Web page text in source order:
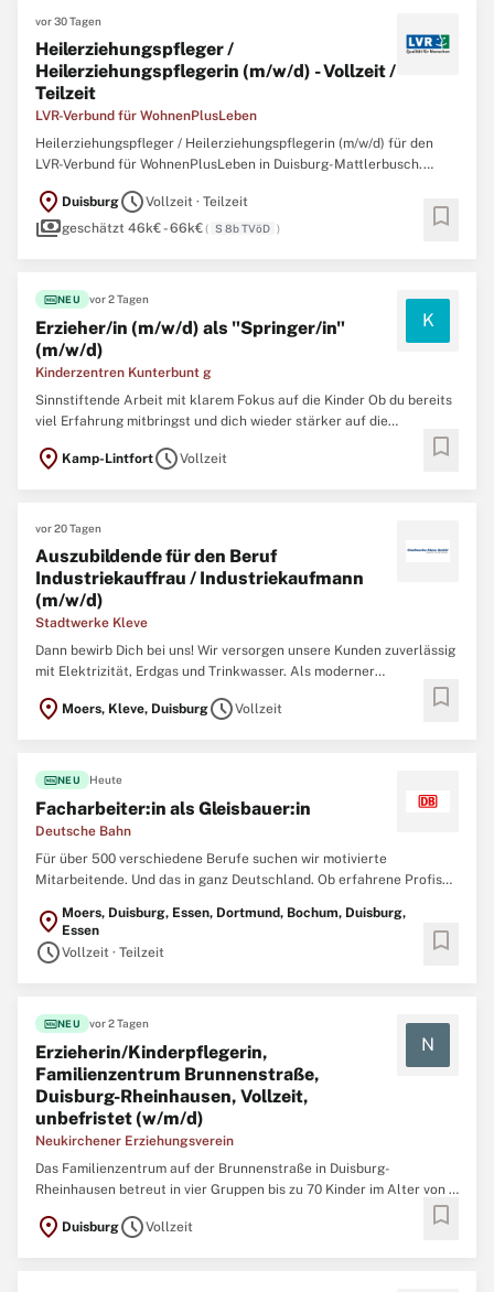
vor 30 Tagen
Heilerziehungspfleger /
Heilerziehungspflegerin (m/w/d) - Vollzeit /
Teilzeit
LVR-Verbund für WohnenPlusLeben
Heilerziehungspfleger / Heilerziehungspflegerin (m/w/d) für den
LVR-Verbund für WohnenPlusLeben in Duisburg-Mattlerbusch.
WohnenPlusLeben Vergütung: S8b TVöD-SuE Arbeitszeit: Voll-/
oder Teilzeit unbefristet Besetzungsstart: nächstmöglich ...
location_on DuisburgscheduleVollzeit · Teilzeit
paymentsgeschätzt 46k€ - 66k€( S 8b TVöD ) bookmark
fiber_newNEU vor 2 Tagen
Erzieher/in (m/w/d) als "Springer/in"
(m/w/d)
Kinderzentren Kunterbunt g
K
Sinnstiftende Arbeit mit klarem Fokus auf die Kinder Ob du bereits
viel Erfahrung mitbringst und dich wieder stärker auf die
deiner Laufbahn stehst und verschiedene Konzepte kennenlernen
location_on Kamp-LintfortscheduleVollzeit bookmark
vor 20 Tagen
Auszubildende für den Beruf
Industriekauffrau / Industriekaufmann
(m/w/d)
Stadtwerke Kleve
Dann bewirb Dich bei uns! Wir versorgen unsere Kunden zuverlässig
mit Elektrizität, Erdgas und Trinkwasser. Als moderner
Energiedienstleister richten wir unser Handeln konsequent auf die
Bedürfnisse und Wünsche unserer Kunden aus. Mit einem
location_on Moers, Kleve, DuisburgscheduleVollzeit bookmark
fiber_newNEU Heute
Facharbeiter:in als Gleisbauer:in
Deutsche Bahn
Für über 500 verschiedene Berufe suchen wir motivierte
Mitarbeitende. Und das in ganz Deutschland. Ob erfahrene Profis
Weiterbildungsmöglichkeiten. Aufgaben Zum nächstmöglichen
Zeitpunkt suchen wir dich als Gleisbauer:in (w/m/d) für die ...
location_on Moers, Duisburg, Essen, Dortmund, Bochum, Duisburg,
Essen
scheduleVollzeit · Teilzeit bookmark
fiber_newNEU vor 2 Tagen
Erzieherin/Kinderpflegerin,
Familienzentrum Brunnenstraße,
Duisburg-Rheinhausen, Vollzeit,
unbefristet (w/m/d)
Neukirchener Erziehungsverein
N
Das Familienzentrum auf der Brunnenstraße in Duisburg-
Rheinhausen betreut in vier Gruppen bis zu 70 Kinder im Alter von 4
Förderung und ein wertschätzendes Miteinander. Unsere
location_on DuisburgscheduleVollzeit bookmark